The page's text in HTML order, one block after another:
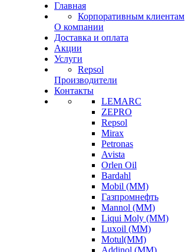
Главная
Корпоративным клиентам
О компании
Доставка и оплата
Акции
Услуги
Repsol
Производители
Контакты
LEMARC
ZEPRO
Repsol
Mirax
Petronas
Avista
Orlen Oil
Bardahl
Mobil (ММ)
Газпромнефть
Mannol (ММ)
Liqui Moly (ММ)
Luxoil (ММ)
Motul(ММ)
Addinol (ММ)